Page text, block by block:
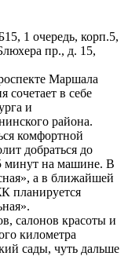
1 очередь, корп.5,
пр., д. 15,
Маршала
в себе
и
района.
комфортной
добраться до
минут на машине. В
а в ближайшей
планируется
салонов красоты и
километра
сады, чуть дальше